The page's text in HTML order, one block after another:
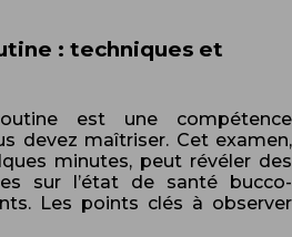
: techniques et
est une compétence
devez maîtriser. Cet examen,
minutes, peut révéler des
sur l’état de santé bucco-
Les points clés à observer